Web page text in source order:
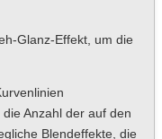
Glanz-Effekt, um die
Anzahl der auf den
Blendeffekte, die